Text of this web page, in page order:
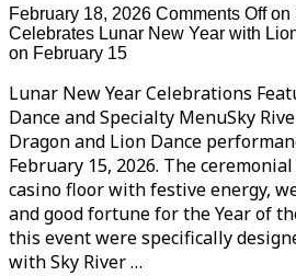
February 18, 2026 Comments Offon
Celebrates Lunar New Year with
on February 15
Lunar New Year Celebrations
Dance and Specialty MenuSky
Dragon and Lion Dance
February 15, 2026. The
casino floor with festive energy,
and good fortune for the Year of
this event were specifically
with Sky River …